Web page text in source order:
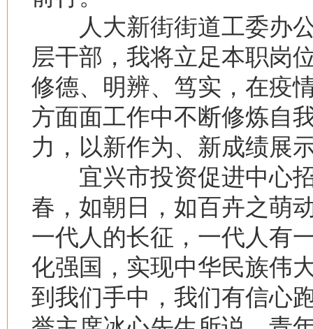
人大新街街道工委办公
层干部，我将立足本职岗
修德、明辨、笃实，在疫
方面面工作中不断修炼自
力，以新作为、新成绩展
宜兴市投资促进中心招
春，如朝日，如百卉之萌
一代人的长征，一代人有
化强国，实现中华民族伟
到我们手中，我们有信心